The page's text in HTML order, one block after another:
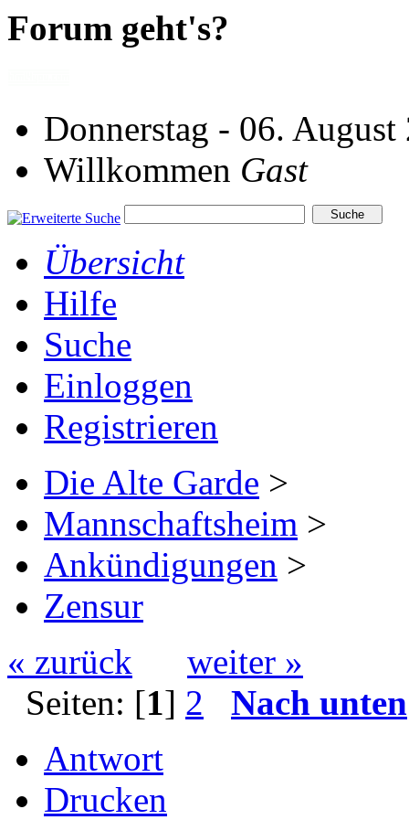
Forum geht's?
Donnerstag - 06.
Willkommen Gast
Übersicht
Hilfe
Suche
Einloggen
Registrieren
Die Alte Garde >
Mannschaftsheim >
Ankündigungen >
Zensur
« zurück
weiter »
Seiten: [1] 2
Nach unten
Antwort
Drucken